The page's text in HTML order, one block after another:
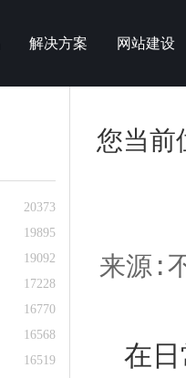
解决方案 网站建设
20373
19895
19092
17228
16770
16568
16519
您当前
来源:
在